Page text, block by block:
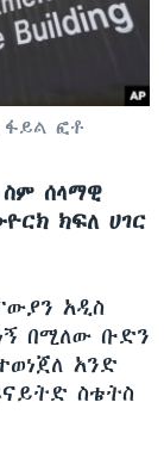
ፋይል ፎቶ
ሰላማዊ
ክፍለ ሀገር
አዲስ
በሚለው ቡድን
አንድ
ስቴትስ